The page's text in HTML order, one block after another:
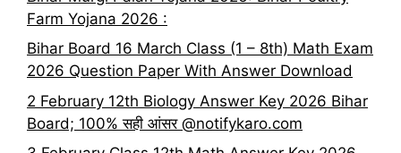
Farm Yojana 2026 :
Bihar Board 16 March Class (1 – 8th) Math Exam
2026 Question Paper With Answer Download
2 February 12th Biology Answer Key 2026 Bihar
Board; 100% सही आंसर @notifykaro.com